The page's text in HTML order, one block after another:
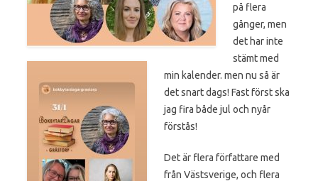
på flera
gånger, men
det har inte
stämt med
min kalender. men nu så är
det snart dags! Fast först ska
jag fira både jul och nyår
förstås!
Det är flera författare med
från Västsverige, och flera